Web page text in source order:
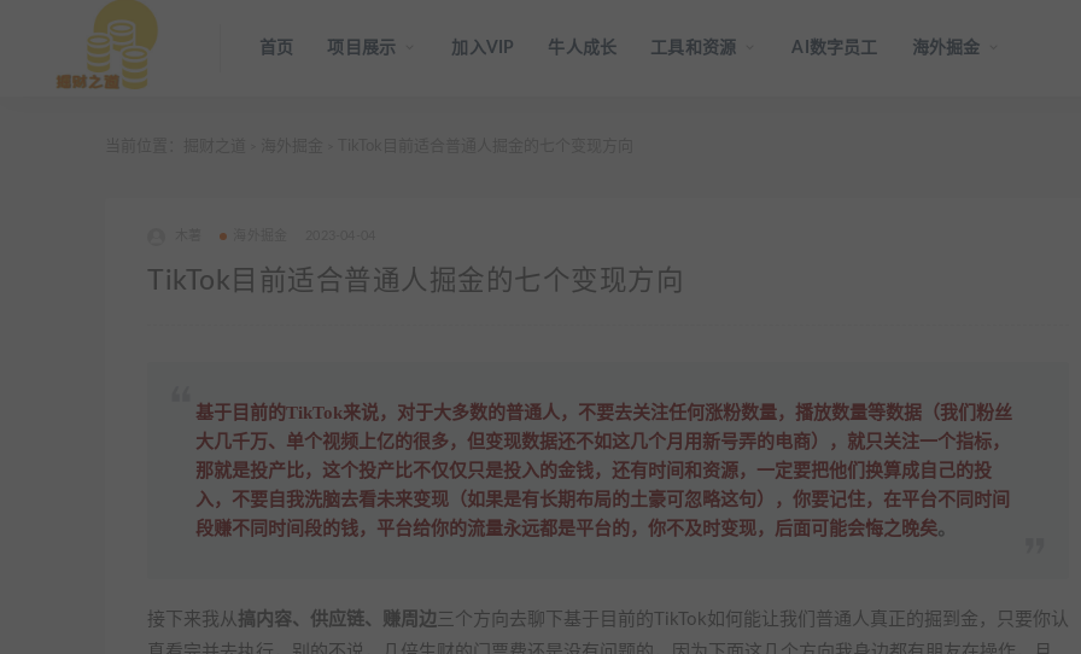
首页 项目展示 加入VIP 牛人成长 工具和资源 AI数字员工 海外掘金
TikTok目前适合普通人掘金的七个变现方向
基于目前的TikTok来说，对于大多数的普通人，不要去关注任何涨粉数量，播放数量等数据（我们粉丝
大几千万、单个视频上亿的很多，但变现数据还不如这几个月用新号弄的电商），就只关注一个指标，
那就是投产比，这个投产比不仅仅只是投入的金钱，还有时间和资源，一定要把他们换算成自己的投
入，不要自我洗脑去看未来变现（如果是有长期布局的土豪可忽略这句），你要记住，在平台不同时间
段赚不同时间段的钱，平台给你的流量永远都是平台的，你不及时变现，后面可能会悔之晚矣。
接下来我从 搞内容、供应链、赚周边 三个方向去聊下基于目前的TikTok如何能让我们普通人真正的掘到金，只要你认